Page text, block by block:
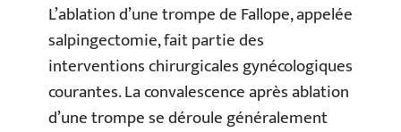
L’ablation d’une trompe de Fallope, appelée
salpingectomie, fait partie des
interventions chirurgicales gynécologiques
courantes. La convalescence après ablation
d’une trompe se déroule généralement